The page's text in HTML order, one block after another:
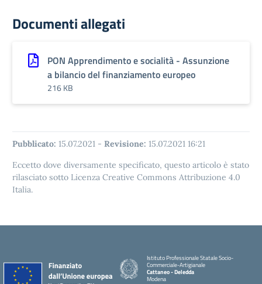
Documenti allegati
PON Apprendimento e socialità - Assunzione
a bilancio del finanziamento europeo
216 KB
Pubblicato: 15.07.2021 - Revisione: 15.07.2021 16:21
Eccetto dove diversamente specificato, questo articolo è stato
rilasciato sotto Licenza Creative Commons Attribuzione 4.0
Italia.
Istituto Professionale Statale Socio-
Commerciale-Artigianale
Cattaneo - Deledda
Modena